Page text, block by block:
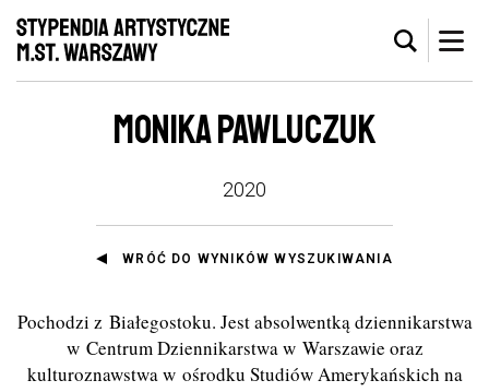
MONIKA PAWLUCZUK
2020
WRÓĆ DO WYNIKÓW WYSZUKIWANIA
Pochodzi z Białegostoku. Jest absolwentką dziennikarstwa
w Centrum Dziennikarstwa w Warszawie oraz
kulturoznawstwa w ośrodku Studiów Amerykańskich na